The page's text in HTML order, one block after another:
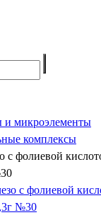
микроэлементы
комплексы
фолиевой